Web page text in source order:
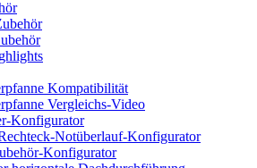
Kompatibilität
Vergleichs-Video
Konfigurator
Notüberlauf-Konfigurator
Konfigurator